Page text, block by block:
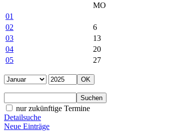
MO
01
02
6
03
13
04
20
05
27
nur zukünftige Termine
Detailsuche
Neue Einträge